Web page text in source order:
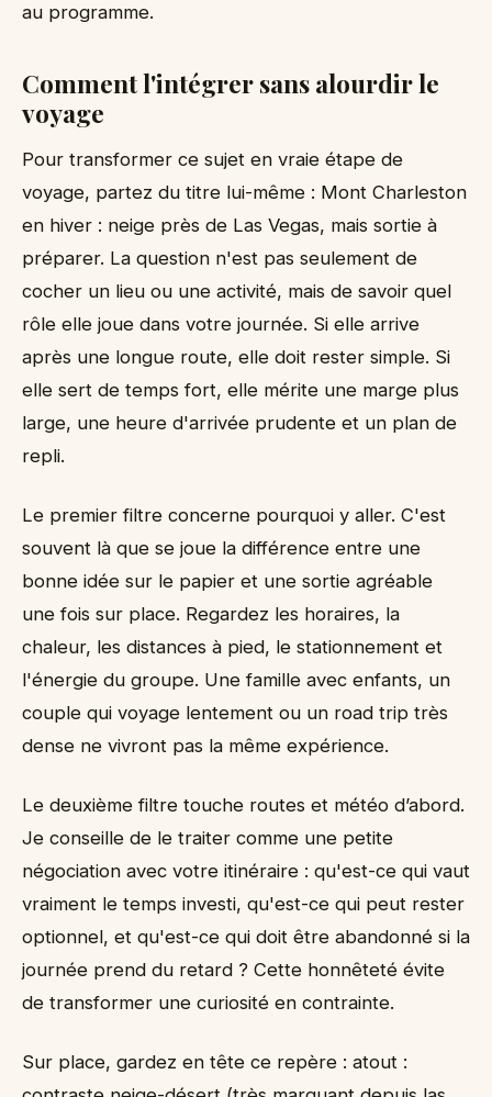
au programme.
Comment l'intégrer sans alourdir le
voyage
Pour transformer ce sujet en vraie étape de
voyage, partez du titre lui-même : Mont Charleston
en hiver : neige près de Las Vegas, mais sortie à
préparer. La question n'est pas seulement de
cocher un lieu ou une activité, mais de savoir quel
rôle elle joue dans votre journée. Si elle arrive
après une longue route, elle doit rester simple. Si
elle sert de temps fort, elle mérite une marge plus
large, une heure d'arrivée prudente et un plan de
repli.
Le premier filtre concerne pourquoi y aller. C'est
souvent là que se joue la différence entre une
bonne idée sur le papier et une sortie agréable
une fois sur place. Regardez les horaires, la
chaleur, les distances à pied, le stationnement et
l'énergie du groupe. Une famille avec enfants, un
couple qui voyage lentement ou un road trip très
dense ne vivront pas la même expérience.
Le deuxième filtre touche routes et météo d’abord.
Je conseille de le traiter comme une petite
négociation avec votre itinéraire : qu'est-ce qui vaut
vraiment le temps investi, qu'est-ce qui peut rester
optionnel, et qu'est-ce qui doit être abandonné si la
journée prend du retard ? Cette honnêteté évite
de transformer une curiosité en contrainte.
Sur place, gardez en tête ce repère : atout :